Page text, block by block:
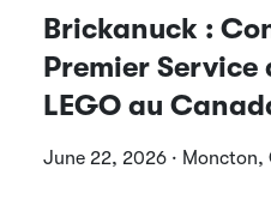
Brickanuck :
Premier Service
LEGO au
June 22, 2026 · Moncton,